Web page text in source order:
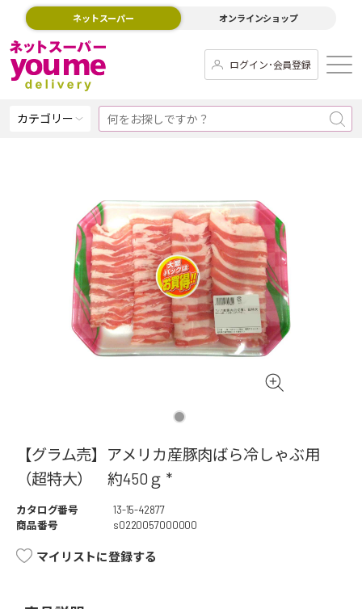
ネットスーパー オンラインショップ
ログイン･会員登録
カテゴリー
【グラム売】アメリカ産豚肉ばら冷しゃぶ用
（超特大） 約450ｇ *
カタログ番号
13-15-42877
商品番号
s0220057000000
マイリストに登録する